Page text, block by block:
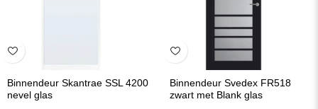
Binnendeur Skantrae SSL 4200
nevel glas
Binnendeur Svedex FR518
zwart met Blank glas